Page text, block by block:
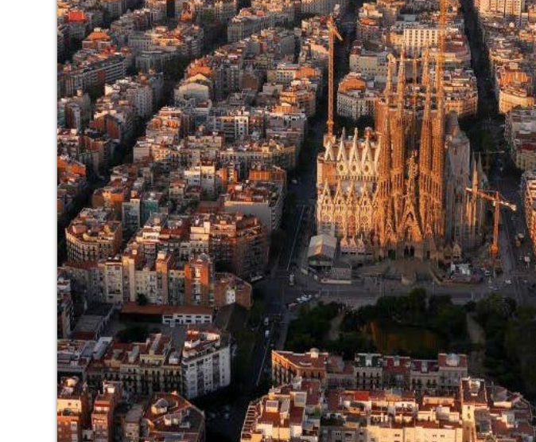
Cookies ändern
Technik und Funktional
Diese Website verwendet eigene Cookies,
Dienste zu verbessern. Wenn Sie weiter
Benutzer hat die Möglichkeit, seinen
verhindern, dass er auf seiner Festplatte
dass dies zu Schwierigkeiten beim
Analytik und Anpassung
Sie ermöglichen die Beobachtung und
Website. Die durch diese Art von Cookies
verwendet, um die Aktivität des Webs zu
erstellen, um basierend auf der Analyse
Verbesserungen einzuführen. Sie
Benutzers zu speichern, um die Qualität
durch empfohlene Produkte ein besseres